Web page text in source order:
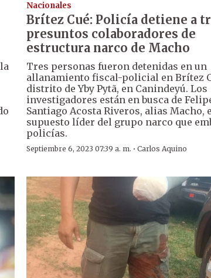
Nacionales
Brítez Cué: Policía detiene a
presuntos colaboradores de
estructura narco de Macho
Tres personas fueron detenidas en un
allanamiento fiscal-policial en Brítez
distrito de Yby Pytã, en Canindeyú. Los
investigadores están en busca de
Santiago Acosta Riveros, alias Macho,
supuesto líder del grupo narco que
policías.
Septiembre 6, 2023 07:39 a. m. ·Carlos Aquino